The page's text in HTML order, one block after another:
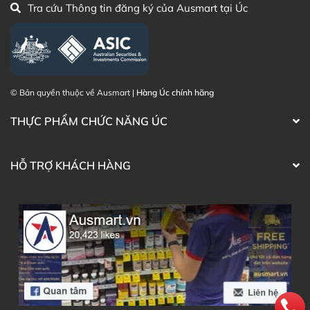
Tra cứu Thông tin đăng ký của Ausmart tại Úc
© Bản quyền thuộc về Ausmart | Hàng Úc chính hãng
THỰC PHẨM CHỨC NĂNG ÚC
HỖ TRỢ KHÁCH HÀNG